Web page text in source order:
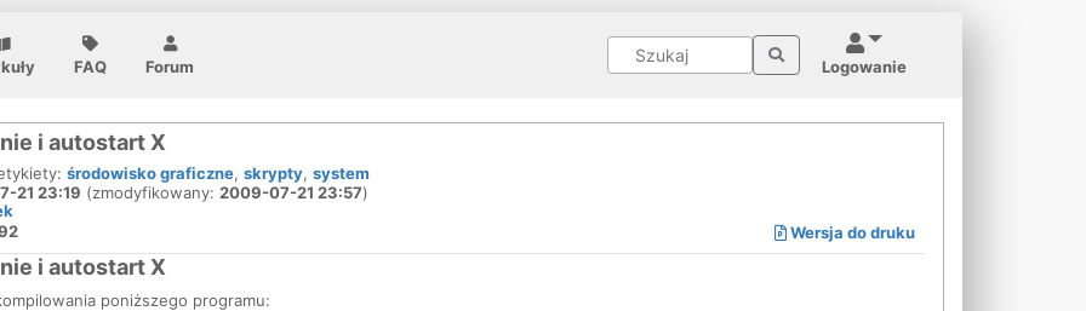
Logowanie
FAQ Forum
i autostart X
środowisko graficzne, skrypty, system
21 23:19 (zmodyfikowany: 2009-07-21 23:57)
Wersja do druku
i autostart X
poniższego programu: